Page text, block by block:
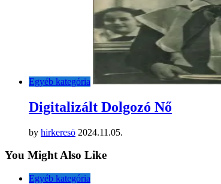
Egyéb kategória
Digitalizált Dolgozó Nő
by hirkeresö 2024.11.05.
You Might Also Like
Egyéb kategória